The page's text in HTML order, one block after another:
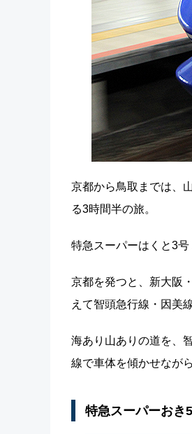
京都から鳥取までは、
る3時間半の旅。
特急スーパーはくと3号
京都を発つと、新大阪
えて智頭急行線・因美
海あり山ありの道を、
線で車体を傾かせなが
特急スーパーおき